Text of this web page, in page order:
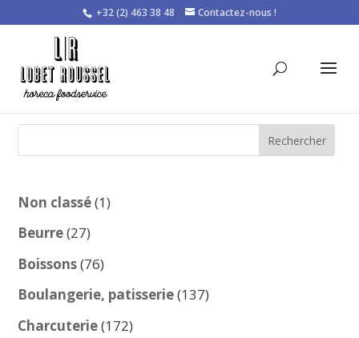
+32 (2) 463 38 48 Contactez-nous !
Rechercher
Non classé 11
Beurre 2727
produits
Boissons 7676
produits
Boulangerie, patisserie 137137
Charcuterie 172172